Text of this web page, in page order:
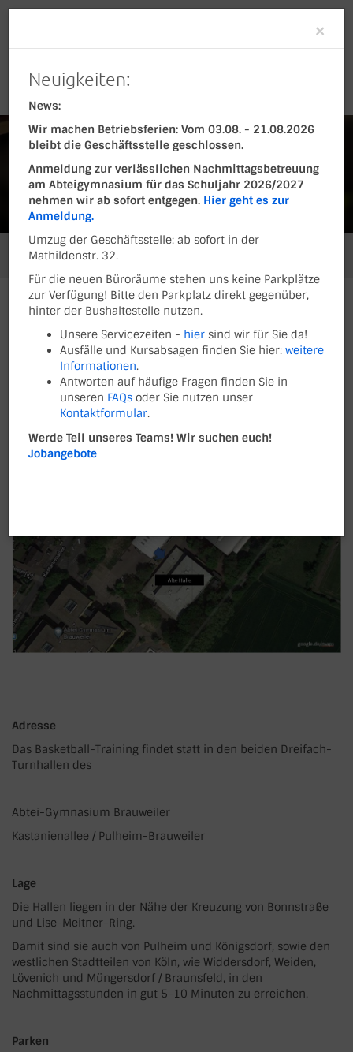
Sie befinden sich hier:
UND HIER KÖNNT IHR
UNS FINDEN
Die Sporthallen der Basketball-Abteilung
Adresse
Das Basketball-Training findet statt in den beiden Dreifach-
Turnhallen des
Abtei-Gymnasium Brauweiler
Kastanienallee / Pulheim-Brauweiler
Lage
Die Hallen liegen in der Nähe der Kreuzung von Bonnstraße
und Lise-Meitner-Ring.
Damit sind sie auch von Pulheim und Königsdorf, sowie den
westlichen Stadtteilen von Köln, wie Widdersdorf, Weiden,
Lövenich und Müngersdorf / Braunsfeld, in den
Nachmittagsstunden in gut 5-10 Minuten zu erreichen.
Parken
×
Neuigkeiten:
News:
Wir machen Betriebsferien: Vom 03.08. - 21.08.2026
bleibt die Geschäftsstelle geschlossen.
Anmeldung zur verlässlichen Nachmittagsbetreuung
am Abteigymnasium für das Schuljahr 2026/2027
nehmen wir ab sofort entgegen. Hier geht es zur
Anmeldung.
Umzug der Geschäftsstelle: ab sofort in der
Mathildenstr. 32.
Für die neuen Büroräume stehen uns keine Parkplätze
zur Verfügung! Bitte den Parkplatz direkt gegenüber,
hinter der Bushaltestelle nutzen.
Unsere Servicezeiten - hier sind wir für Sie da!
Ausfälle und Kursabsagen finden Sie hier: weitere
Informationen.
Antworten auf häufige Fragen finden Sie in
unseren FAQs oder Sie nutzen unser
Kontaktformular.
Werde Teil unseres Teams! Wir suchen euch!
Jobangebote